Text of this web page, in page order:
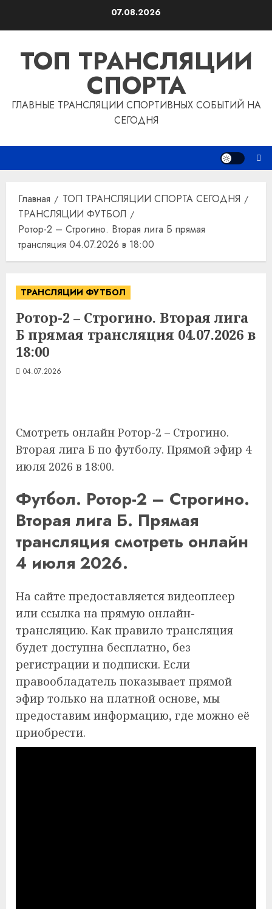
07.08.2026
ТОП ТРАНСЛЯЦИИ
СПОРТА
ГЛАВНЫЕ ТРАНСЛЯЦИИ СПОРТИВНЫХ СОБЫТИЙ НА
СЕГОДНЯ
Главная
ТОП ТРАНСЛЯЦИИ СПОРТА СЕГОДНЯ
ТРАНСЛЯЦИИ ФУТБОЛ
Ротор-2 – Строгино. Вторая лига Б прямая
трансляция 04.07.2026 в 18:00
ТРАНСЛЯЦИИ ФУТБОЛ
Ротор-2 – Строгино. Вторая лига
Б прямая трансляция 04.07.2026 в
18:00
04.07.2026
Смотреть онлайн Ротор-2 – Строгино.
Вторая лига Б по футболу. Прямой эфир 4
июля 2026 в 18:00.
Футбол. Ротор-2 – Строгино.
Вторая лига Б. Прямая
трансляция смотреть онлайн
4 июля 2026.
На сайте предоставляется видеоплеер
или ссылка на прямую онлайн-
трансляцию. Как правило трансляция
будет доступна бесплатно, без
регистрации и подписки. Если
правообладатель показывает прямой
эфир только на платной основе, мы
предоставим информацию, где можно её
приобрести.